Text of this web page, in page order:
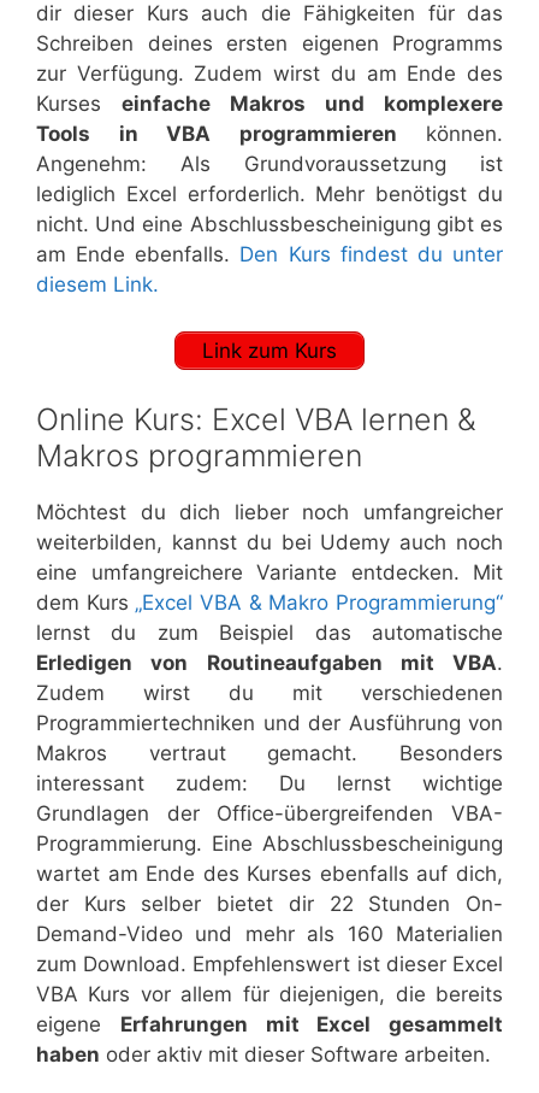
dir dieser Kurs auch die Fähigkeiten für das
Schreiben deines ersten eigenen Programms
zur Verfügung. Zudem wirst du am Ende des
Kurses einfache Makros und komplexere
Tools in VBA programmieren können.
Angenehm: Als Grundvoraussetzung ist
lediglich Excel erforderlich. Mehr benötigst du
nicht. Und eine Abschlussbescheinigung gibt es
am Ende ebenfalls. Den Kurs findest du unter
diesem Link.
Link zum Kurs
Online Kurs: Excel VBA lernen &
Makros programmieren
Möchtest du dich lieber noch umfangreicher
weiterbilden, kannst du bei Udemy auch noch
eine umfangreichere Variante entdecken. Mit
dem Kurs „Excel VBA & Makro Programmierung“
lernst du zum Beispiel das automatische
Erledigen von Routineaufgaben mit VBA.
Zudem wirst du mit verschiedenen
Programmiertechniken und der Ausführung von
Makros vertraut gemacht. Besonders
interessant zudem: Du lernst wichtige
Grundlagen der Office-übergreifenden VBA-
Programmierung. Eine Abschlussbescheinigung
wartet am Ende des Kurses ebenfalls auf dich,
der Kurs selber bietet dir 22 Stunden On-
Demand-Video und mehr als 160 Materialien
zum Download. Empfehlenswert ist dieser Excel
VBA Kurs vor allem für diejenigen, die bereits
eigene Erfahrungen mit Excel gesammelt
haben oder aktiv mit dieser Software arbeiten.